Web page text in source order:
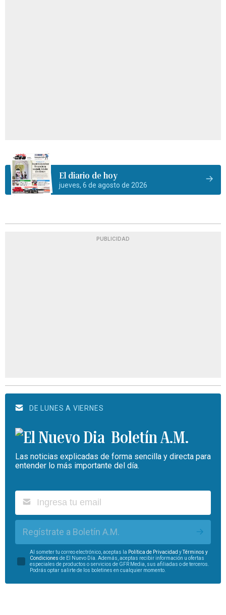
El diario de hoy
jueves, 6 de agosto de 2026
PUBLICIDAD
DE LUNES A VIERNES
Boletín A.M.
Las noticias explicadas de forma sencilla y directa para
entender lo más importante del día.
Regístrate a Boletín A.M.
Al someter tu correo electrónico, aceptas la Política de Privacidad yTérminos y
Condiciones de El Nuevo Día. Además, aceptas recibir información u ofertas
especiales de productos o servicios de GFR Media, sus afiliadas o de terceros.
Podrás optar salirte de los boletines en cualquier momento.